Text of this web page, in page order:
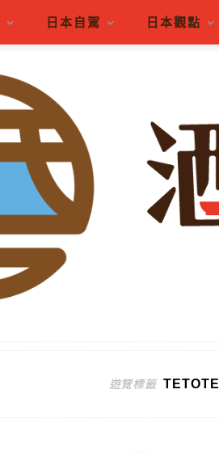
日本自駕 日本觀點
遊覽標籤 TETOTE